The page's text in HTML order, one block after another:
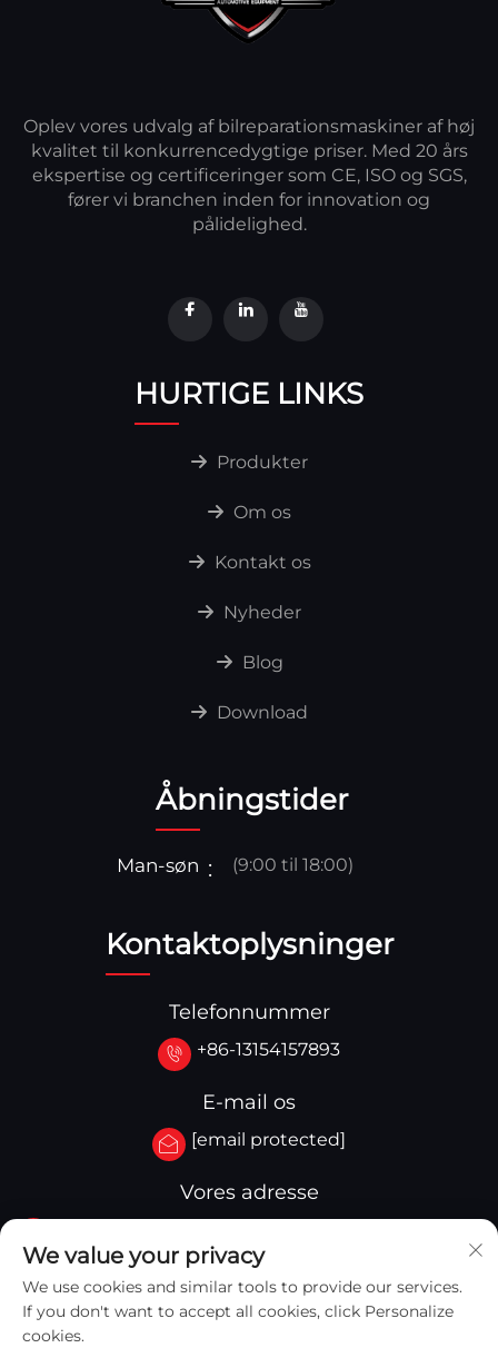
Oplev vores udvalg af bilreparationsmaskiner af høj
kvalitet til konkurrencedygtige priser. Med 20 års
ekspertise og certificeringer som CE, ISO og SGS,
fører vi branchen inden for innovation og
pålidelighed.
HURTIGE LINKS
Produkter
Om os
Kontakt os
Nyheder
Blog
Download
Åbningstider
Man-søn (9:00 til 18:00)
Kontaktoplysninger
Telefonnummer
+86-13154157893
E-mail os
[email protected]
Vores adresse
Qinghua Street,Yingkou Zone Yingkou,China
We value your privacy
We use cookies and similar tools to provide our services.
If you don't want to accept all cookies, click Personalize
cookies.